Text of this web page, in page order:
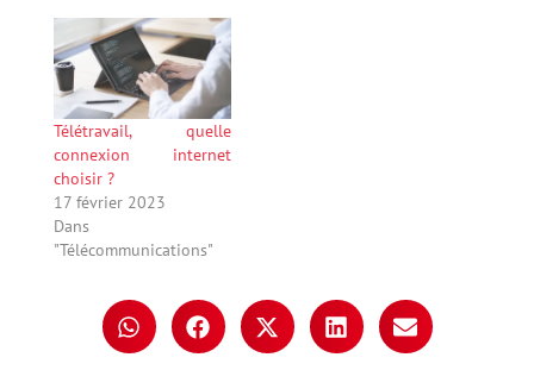
Télétravail, quelle
connexion internet
choisir ?
17 février 2023
Dans
"Télécommunications"